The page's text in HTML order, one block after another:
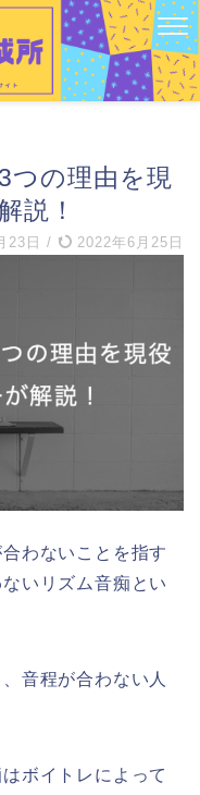
つの理由を現
説！
23日 / 2022年6月25日
わないことを指す
いリズム音痴とい
音程が合わない人
ボイトレによって